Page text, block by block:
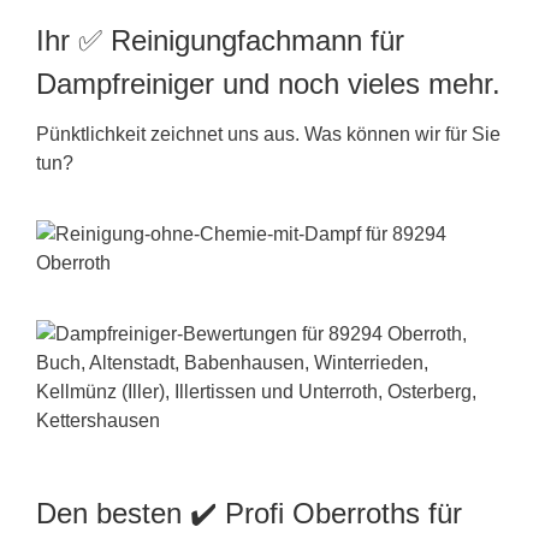
Ihr ✅ Reinigungfachmann für
Dampfreiniger und noch vieles mehr.
Pünktlichkeit zeichnet uns aus. Was können wir für Sie
tun?
Den besten ✔️ Profi Oberroths für